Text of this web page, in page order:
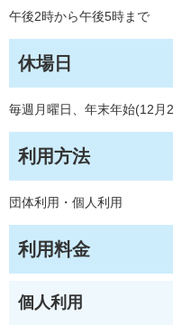
午後2時から午後5時まで
休場日
毎週月曜日、年末年始(12月
利用方法
団体利用・個人利用
利用料金
個人利用